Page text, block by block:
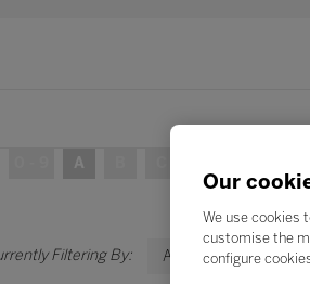
A
A
Our
We use cookies
customise the
configure